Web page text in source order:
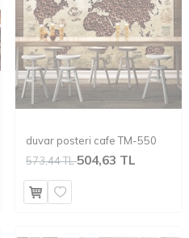
duvar posteri cafe TM-550
573,44 TL504,63 TL